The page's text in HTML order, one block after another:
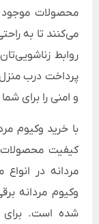
محصولات
می‌کنند تا به
روابط
پرداخت درب
و امنی را برای
با خرید وکیوم
کیفیت
مردانه در
وکیوم مردانه
شده است. برای